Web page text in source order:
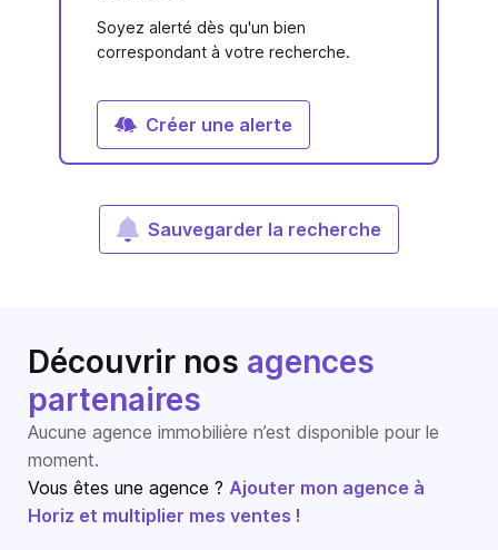
Soyez alerté dès qu'un bien
correspondant à votre recherche.
Créer une alerte
Sauvegarder la recherche
Découvrir nos agences
partenaires
Aucune agence immobilière n’est disponible pour le
moment.
Vous êtes une agence ? Ajouter mon agence à
Horiz et multiplier mes ventes !